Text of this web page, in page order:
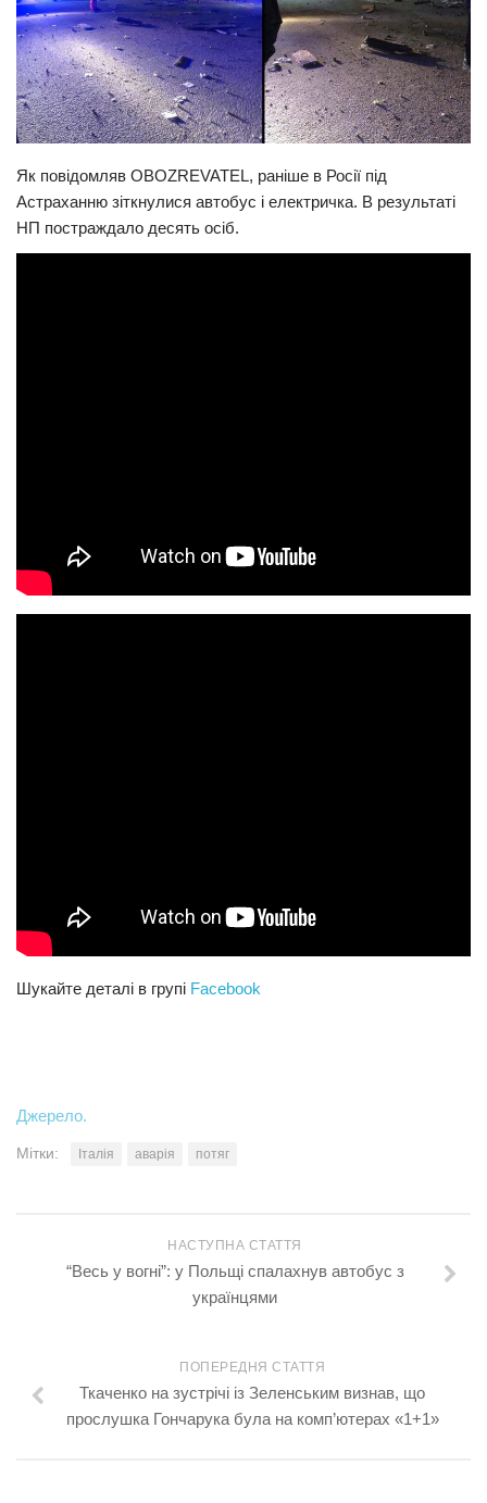
Як повідомляв OBOZREVATEL, раніше в Росії під
Астраханню зіткнулися автобус і електричка. В результаті
НП постраждало десять осіб.
Шукайте деталі в групі Facebook
Джерело.
Мітки: Італія аварія потяг
НАСТУПНА СТАТТЯ
“Весь у вогні”: у Польщі спалахнув автобус з
українцями
ПОПЕРЕДНЯ СТАТТЯ
Ткаченко на зустрічі із Зеленським визнав, що
прослушка Гончарука була на комп’ютерах «1+1»